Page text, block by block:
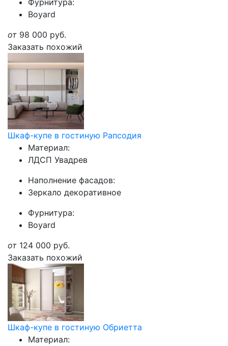
Фурнитура:
Boyard
от 98 000 руб.
Заказать похожий
Шкаф-купе в гостиную Рапсодия
Материал:
ЛДСП Увадрев
Наполнение фасадов:
Зеркало декоративное
Фурнитура:
Boyard
от 124 000 руб.
Заказать похожий
Шкаф-купе в гостиную Обриетта
Материал: